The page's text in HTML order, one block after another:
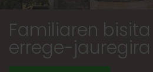
Familiaren bisita
errege-jauregira